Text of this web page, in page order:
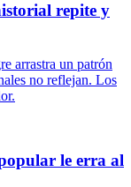
repite y
arrastra un patrón
no reflejan. Los
le erra al